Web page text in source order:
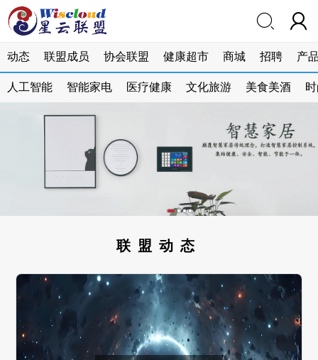
 
动态 联盟成员 协会联盟 健康超市 商城 招聘 产
人工智能 智能家电 医疗健康 文化旅游 美食美酒
联盟动态